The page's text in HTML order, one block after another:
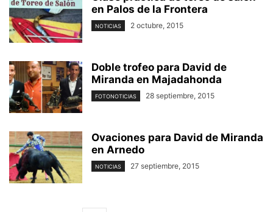
en Palos de la Frontera
NOTICIAS 2 octubre, 2015
Doble trofeo para David de
Miranda en Majadahonda
FOTONOTICIAS 28 septiembre, 2015
Ovaciones para David de Miranda
en Arnedo
NOTICIAS 27 septiembre, 2015